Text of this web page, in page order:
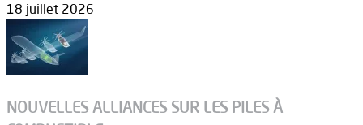
18 juillet 2026
NOUVELLES ALLIANCES SUR LES PILES À